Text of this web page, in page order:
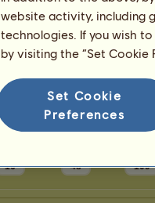
Rangidő
Általános rangsorolás
Trófeák
Trófeák
16 48 109
website activity, including
technologies. If you wish
by visiting the “Set
Set Cookie
Preferences